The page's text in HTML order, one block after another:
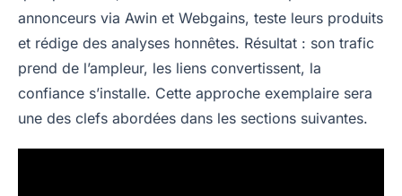
annonceurs via Awin et Webgains, teste leurs produits
et rédige des analyses honnêtes. Résultat : son trafic
prend de l’ampleur, les liens convertissent, la
confiance s’installe. Cette approche exemplaire sera
une des clefs abordées dans les sections suivantes.